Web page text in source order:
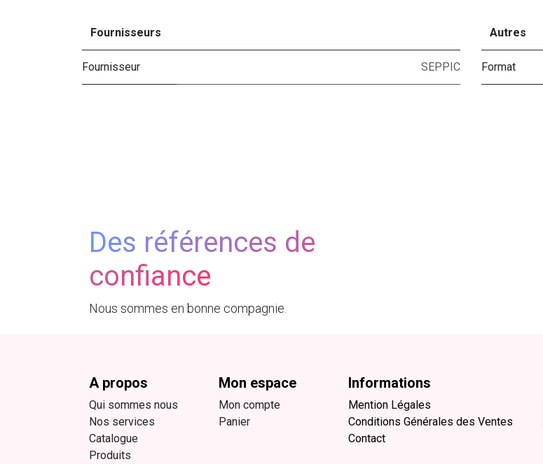
Fournisseurs
Fournisseur SEPPIC
Autres
Format
Des références de
confiance
Nous sommes en bonne compagnie.
A propos
Qui sommes nous
Nos services
Catalogue
Produits
Mon espace
Mon compte
Panier
Informations
Mention Légales
Conditions Générales des Ventes
Contact